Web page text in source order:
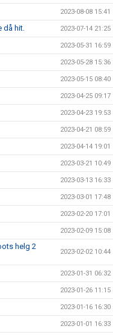
2023-08-08 15:41
då hit. 2023-07-14 21:25
2023-05-31 16:59
2023-05-28 15:36
2023-05-15 08:40
2023-04-25 09:17
2023-04-23 19:53
2023-04-21 08:59
2023-04-14 19:01
2023-03-21 10:49
2023-03-13 16:33
2023-03-01 17:48
2023-02-20 17:01
2023-02-09 15:08
helg 2
2023-02-02 10:44
2023-01-31 06:32
2023-01-26 11:15
2023-01-16 16:30
2023-01-01 16:33